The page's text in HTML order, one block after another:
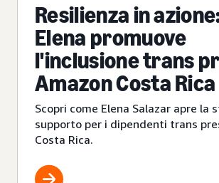
Resilienza in
Elena promuove
l'inclusione trans
Amazon Costa Rica
Scopri come Elena Salazar apre la
supporto per i dipendenti trans
Costa Rica.